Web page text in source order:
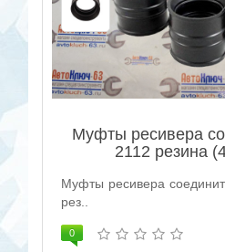
Муфты ресивера
2112 резина
Муфты ресивера
рез..
0